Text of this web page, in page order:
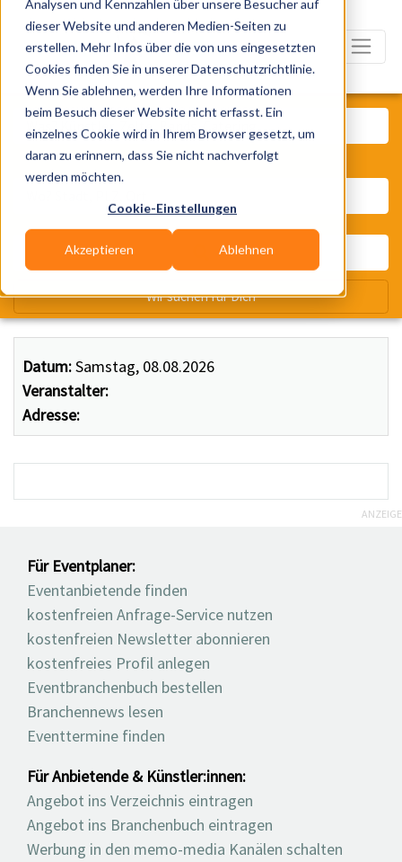
Analysen und Kennzahlen über unsere Besucher auf
dieser Website und anderen Medien-Seiten zu
erstellen. Mehr Infos über die von uns eingesetzten
Cookies finden Sie in unserer Datenschutzrichtlinie.
Wenn Sie ablehnen, werden Ihre Informationen
beim Besuch dieser Website nicht erfasst. Ein
einzelnes Cookie wird in Ihrem Browser gesetzt, um
daran zu erinnern, dass Sie nicht nachverfolgt
werden möchten.
Cookie-Einstellungen
Akzeptieren Ablehnen
Datum:Samstag, 08.08.2026
Veranstalter:
Adresse:
Was? Künstler, Zelte, Bands,
Wir suchen für Dich
ANZEIGE
Für Eventplaner:
Eventanbietende finden
kostenfreien Anfrage-Service nutzen
kostenfreien Newsletter abonnieren
kostenfreies Profil anlegen
Eventbranchenbuch bestellen
Branchennews lesen
Eventtermine finden
Für Anbietende & Künstler:innen:
Angebot ins Verzeichnis eintragen
Angebot ins Branchenbuch eintragen
Werbung in den memo-media Kanälen schalten